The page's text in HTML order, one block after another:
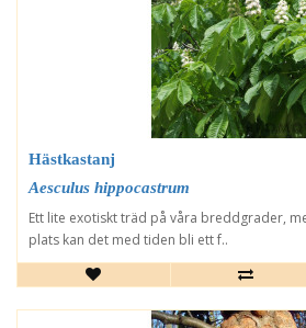
Hästkastanj
Aesculus hippocastrum
Ett lite exotiskt träd på våra breddgrader,
plats kan det med tiden bli ett f..